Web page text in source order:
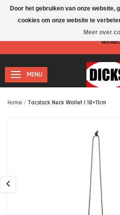
Let op: I.v.m. de zomervakantie is er
winkel.
MENU
Home / Tacstack Neck Wallet | 18×11cm
Door het gebruiken van onze website,
cookies om onze website te
Meer over